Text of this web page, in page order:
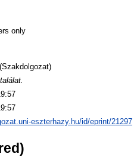
only
eszterhazy.hu/id/eprint/21297